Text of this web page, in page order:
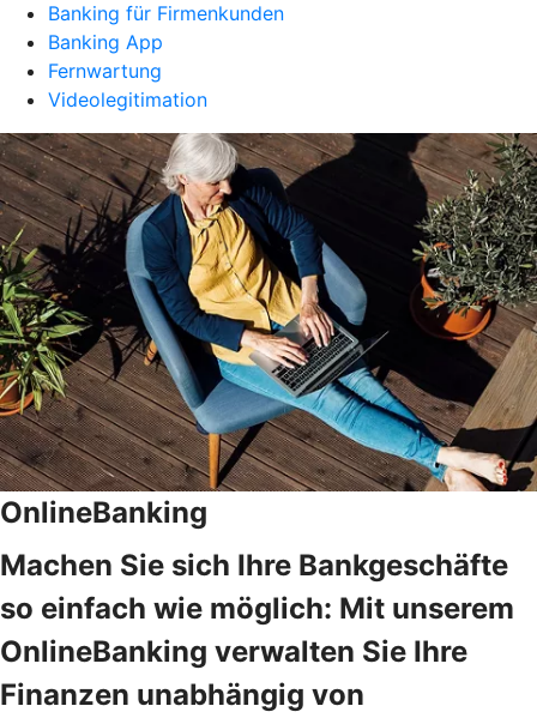
Banking für Firmenkunden
Banking App
Fernwartung
Videolegitimation
OnlineBanking
Machen Sie sich Ihre Bankgeschäfte
so einfach wie möglich: Mit unserem
OnlineBanking verwalten Sie Ihre
Finanzen unabhängig von